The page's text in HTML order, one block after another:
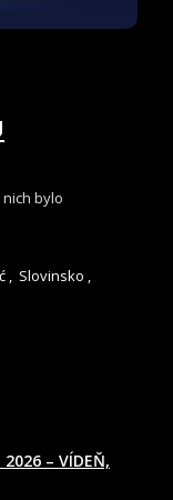
bylo
, Slovinsko ,
2026 – VÍDEŇ,